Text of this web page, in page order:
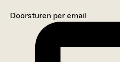
Doorsturen per email